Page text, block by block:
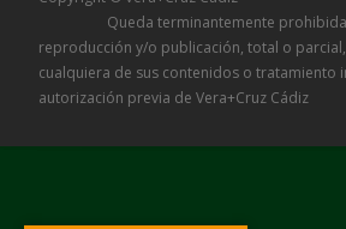
Queda terminantemente prohibida
reproducción y/o publicación, total o
cualquiera de sus contenidos o tratamiento
autorización previa de Vera+Cruz